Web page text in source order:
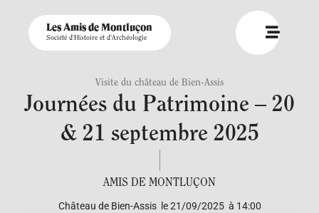
Les Amis de Montluçon
Société d'Histoire et d'Archéologie
Visite du château de Bien-Assis
Journées du Patrimoine – 20
& 21 septembre 2025
AMIS DE MONTLUÇON
Château de Bien-Assis le 21/09/2025 à 14:00